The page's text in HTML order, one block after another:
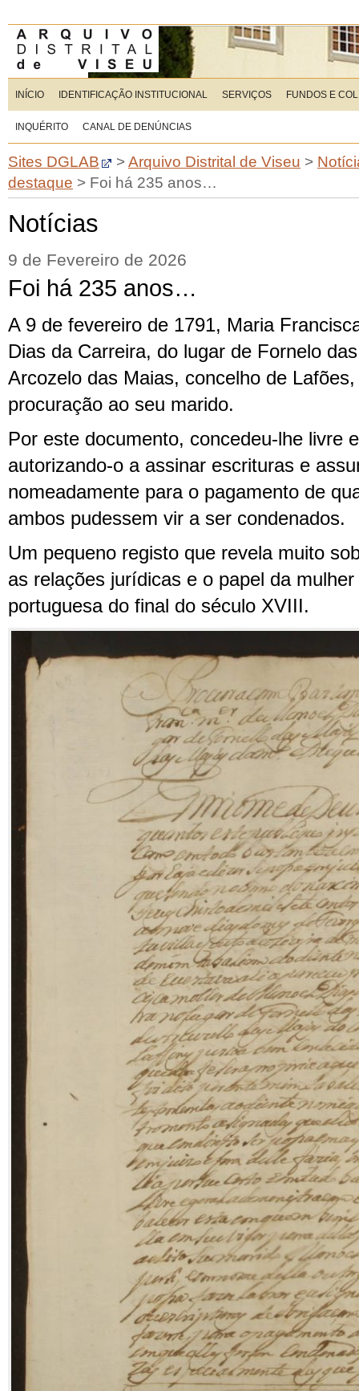
INÍCIO IDENTIFICAÇÃO INSTITUCIONAL SERVIÇOS FUNDOS E
INQUÉRITO CANAL DE DENÚNCIAS
Sites DGLAB >Arquivo Distrital de Viseu >
destaque > Foi há 235 anos…
Notícias
9 de Fevereiro de 2026
Foi há 235 anos…
A 9 de fevereiro de 1791, Maria
Dias da Carreira, do lugar de Fornelo
Arcozelo das Maias, concelho de
procuração ao seu marido.
Por este documento, concedeu-lhe livre
autorizando-o a assinar escrituras e
nomeadamente para o pagamento de
ambos pudessem vir a ser condenados.
Um pequeno registo que revela muito
as relações jurídicas e o papel da
portuguesa do final do século XVIII.